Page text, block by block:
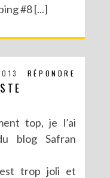
#8 [...]
RÉPONDRE
top, je l’ai
blog Safran
trop joli et